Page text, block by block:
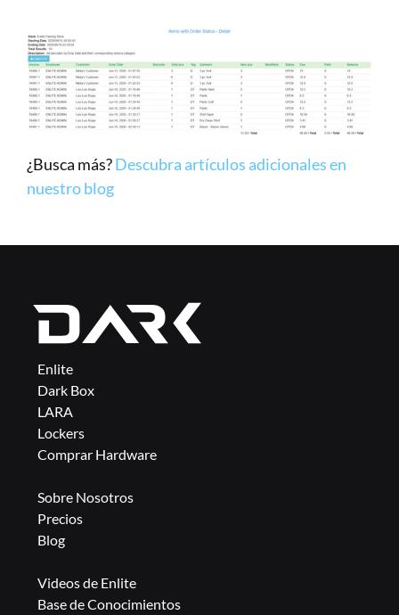
¿Busca más? Descubra artículos adicionales en
nuestro blog
Enlite
Dark Box
LARA
Lockers
Comprar Hardware
Sobre Nosotros
Precios
Blog
Videos de Enlite
Base de Conocimientos